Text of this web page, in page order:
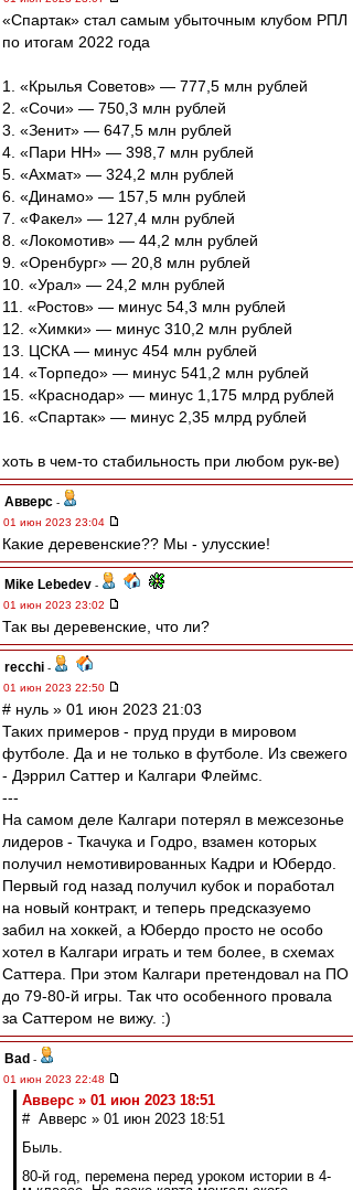
«Спартак» стал самым убыточным клубом РПЛ
по итогам 2022 года
1. «Крылья Советов» — 777,5 млн рублей
2. «Сочи» — 750,3 млн рублей
3. «Зенит» — 647,5 млн рублей
4. «Пари НН» — 398,7 млн рублей
5. «Ахмат» — 324,2 млн рублей
6. «Динамо» — 157,5 млн рублей
7. «Факел» — 127,4 млн рублей
8. «Локомотив» — 44,2 млн рублей
9. «Оренбург» — 20,8 млн рублей
10. «Урал» — 24,2 млн рублей
11. «Ростов» — минус 54,3 млн рублей
12. «Химки» — минус 310,2 млн рублей
13. ЦСКА — минус 454 млн рублей
14. «Торпедо» — минус 541,2 млн рублей
15. «Краснодар» — минус 1,175 млрд рублей
16. «Спартак» — минус 2,35 млрд рублей
хоть в чем-то стабильность при любом рук-ве)
Авверс -
01 июн 2023 23:04
Какие деревенские?? Мы - улусские!
Mike Lebedev -
01 июн 2023 23:02
Так вы деревенские, что ли?
recchi -
01 июн 2023 22:50
# нуль » 01 июн 2023 21:03
Таких примеров - пруд пруди в мировом
футболе. Да и не только в футболе. Из свежего
- Дэррил Саттер и Калгари Флеймс.
---
На самом деле Калгари потерял в межсезонье
лидеров - Ткачука и Годро, взамен которых
получил немотивированных Кадри и Юбердо.
Первый год назад получил кубок и поработал
на новый контракт, и теперь предсказуемо
забил на хоккей, а Юбердо просто не особо
хотел в Калгари играть и тем более, в схемах
Саттера. При этом Калгари претендовал на ПО
до 79-80-й игры. Так что особенного провала
за Саттером не вижу. :)
Bad -
01 июн 2023 22:48
Авверс » 01 июн 2023 18:51
# Авверс » 01 июн 2023 18:51
Быль.
80-й год, перемена перед уроком истории в 4-